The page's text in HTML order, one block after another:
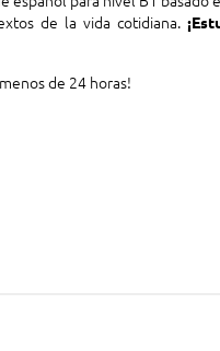
de la vida cotidiana.
de 24 horas!